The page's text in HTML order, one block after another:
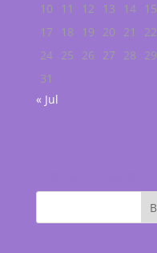
10
11 12 13 14 15
17
18 19 20 21 22
24 25 26 27 28 29
31
« Jul